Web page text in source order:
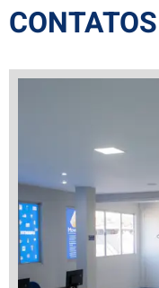
CONTATOS